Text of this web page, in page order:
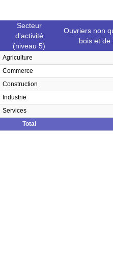
Secteur
d'activité
(niveau 5)
Ouvriers non
bois et de
Agriculture
Commerce
Construction
Industrie
Services
Total